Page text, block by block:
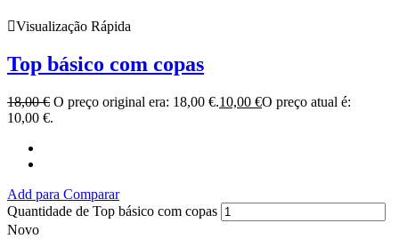
Visualização Rápida
Top básico com copas
18,00€ O preço original era: 18,00 €.10,00 €O preço atual é:
10,00 €.
Add para Comparar
Quantidade de Top básico com copas
Novo